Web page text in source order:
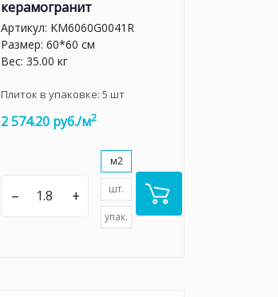
керамогранит
Артикул: KM6060G0041R
Размер: 60*60 см
Вес: 35.00 кг
Плиток в упаковке: 5 шт
2 574.20 руб./м2
– +
м2
шт.
упак.